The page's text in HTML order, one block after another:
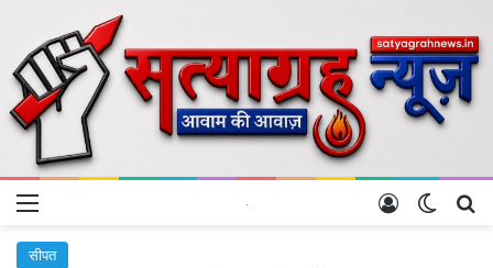
Menu Switch
Log In
सीपत